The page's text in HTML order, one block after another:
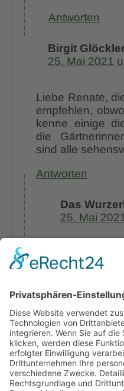
Antworten
Birgit
25. Mai 2021
Liebe Renate,
empfehlen,
kenne einige
die
sind alle
Antworten
Das Wurzerl
25. Mai
Vielen
Feedback, ich
dass
Momentan
allgemein
erfüllen, was
schwierig ist.
gute restliche